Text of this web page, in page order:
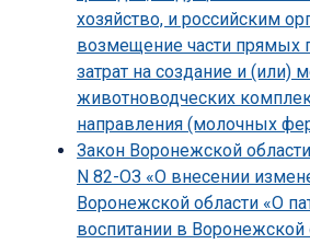
хозяйство, и российским
возмещение части прямых
затрат на создание и (или)
животноводческих
направления (молочных
Закон Воронежской
N 82-ОЗ «О внесении
Воронежской области «О
воспитании в Воронежской